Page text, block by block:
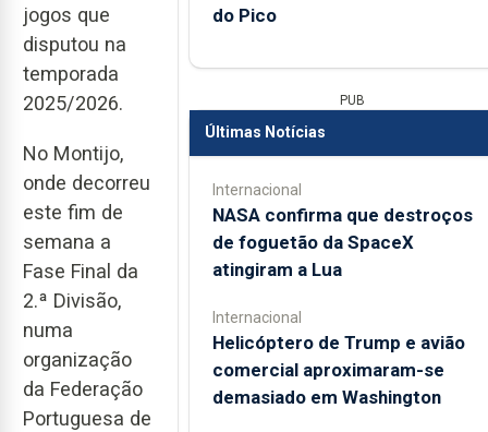
jogos que
disputou na
temporada
2025/2026.
No Montijo,
onde decorreu
este fim de
semana a
Fase Final da
2.ª Divisão,
numa
organização
da Federação
Portuguesa de
do Pico
PUB
Últimas Notícias
Internacional
NASA confirma que destroços
de foguetão da SpaceX
atingiram a Lua
Internacional
Helicóptero de Trump e avião
comercial aproximaram-se
demasiado em Washington